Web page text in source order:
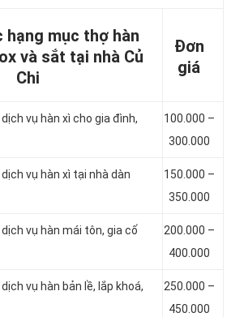
hạng mục thợ hàn
và sắt tại nhà Củ
Chi
Đơn
giá
vụ hàn xì cho gia đình,
100.000 –
300.000
vụ hàn xì tại nhà dàn
150.000 –
350.000
vụ hàn mái tôn, gia cố
200.000 –
400.000
vụ hàn bản lề, lắp khoá,
250.000 –
450.000